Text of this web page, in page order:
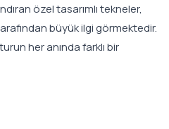
özel tasarımlı tekneler,
büyük ilgi görmektedir.
her anında farklı bir